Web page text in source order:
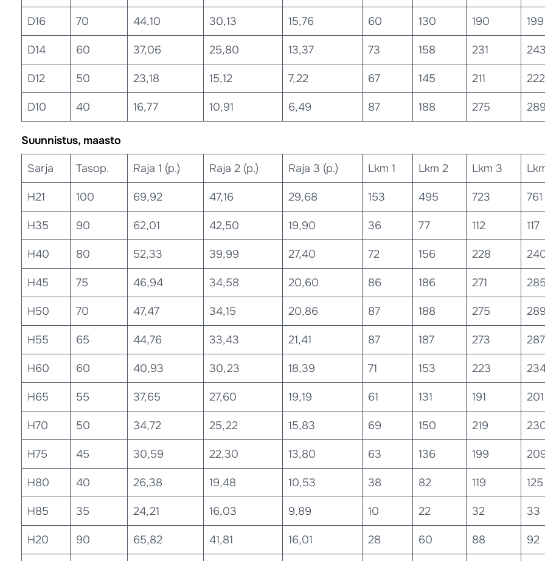
D16 70 44,10 30,13 15,76 60 130 190 199
D14 60 37,06 25,80 13,37 73 158 231
D12 50 23,18 15,12 7,22 67 145 211 222
D10 40 16,77 10,91 6,49 87 188 275
Suunnistus, maasto
Sarja Tasop. Raja 1 (p.) Raja 2 (p.) Raja 3 (p.) Lkm 1 Lkm 2 Lkm 3
H21 100 69,92 47,16 29,68 153 495 723 761
H35 90 62,01 42,50 19,90 36 77 112 117
H40 80 52,33 39,99 27,40 72 156 228
H45 75 46,94 34,58 20,60 86 186 271
H50 70 47,47 34,15 20,86 87 188 275
H55 65 44,76 33,43 21,41 87 187 273 287
H60 60 40,93 30,23 18,39 71 153 223
H65 55 37,65 27,60 19,19 61 131 191 201
H70 50 34,72 25,22 15,83 69 150 219
H75 45 30,59 22,30 13,80 63 136 199
H80 40 26,38 19,48 10,53 38 82 119 125
H85 35 24,21 16,03 9,89 10 22 32 33
H20 90 65,82 41,81 16,01 28 60 88 92